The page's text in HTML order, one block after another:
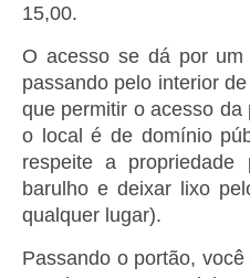
15,00.
O acesso se dá por um
passando pelo interior
que permitir o acesso
o local é de domínio
respeite a propriedade
barulho e deixar lixo
qualquer lugar).
Passando o portão,